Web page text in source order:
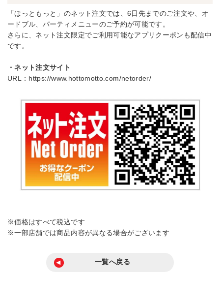
「ほっともっと」のネット注文では、6日先までのご注文や、オ
ードブル、パーティメニューのご予約が可能です。
さらに、ネット注文限定でご利用可能なアプリクーポンも配信中
です。
・ネット注文サイト
URL： https://www.hottomotto.com/netorder/
※価格はすべて税込です
※一部店舗では商品内容が異なる場合がございます
一覧へ戻る